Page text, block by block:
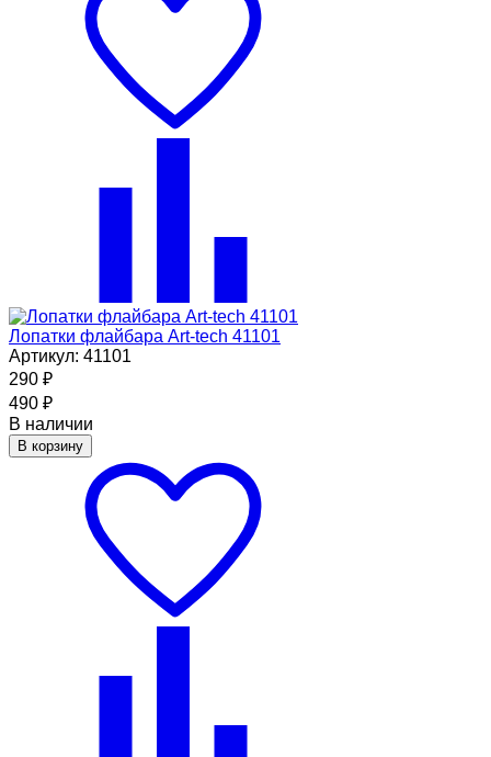
Лопатки флайбара Art-tech 41101
Артикул: 41101
290 ₽
490 ₽
В наличии
В корзину